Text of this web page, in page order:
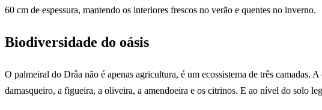
60 cm de espessura, mantendo os interiores frescos no verão e quentes no inverno.
Biodiversidade do oásis
O palmeiral do Drâa não é apenas agricultura, é um ecossistema de três camadas.
damasqueiro, a figueira, a oliveira, a amendoeira e os citrinos. E ao nível do solo